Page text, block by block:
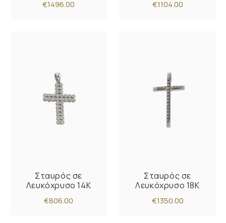
€1496.00 €1104.00
Σταυρός σε
Λευκόχρυσο 14K
€806.00
Σταυρός σε
Λευκόχρυσο 18Κ
€1350.00